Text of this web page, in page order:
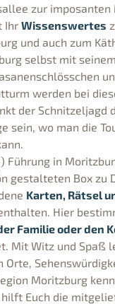
zur
Ihr Wissenswertes
und auch zum
selbst mit
werden bei
der Schnitzeljagd
sein, wo man die
Führung in
gestalteten Box zu
Karten, Rätsel
Hier
Familie oder den
Mit Witz und Spaß
Orte,
Moritzburg
Euch die